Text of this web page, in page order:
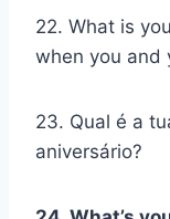
22. What is
when you and
23. Qual é a
aniversário?